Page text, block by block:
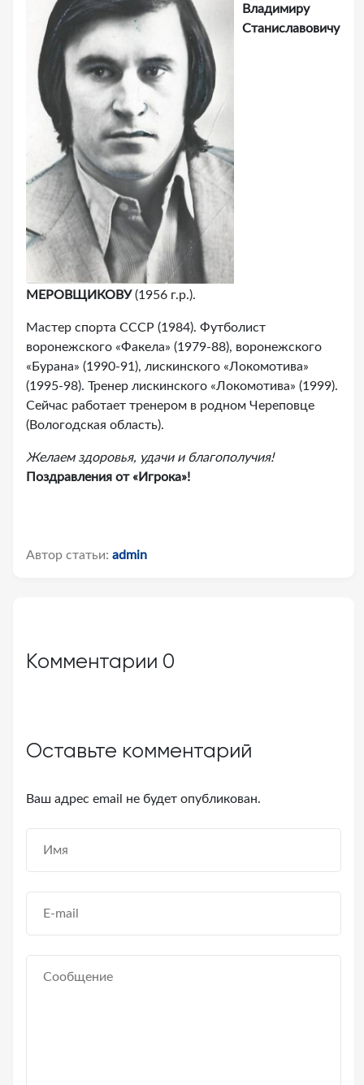
Владимиру
Станиславовичу
МЕРОВЩИКОВУ(1956 г.р.).
Мастер спорта СССР (1984). Футболист
воронежского «Факела» (1979-88), воронежского
«Бурана» (1990-91), лискинского «Локомотива»
(1995-98). Тренер лискинского «Локомотива» (1999).
Сейчас работает тренером в родном Череповце
(Вологодская область).
Желаем здоровья, удачи и благополучия!
Поздравления от «Игрока»!
Автор статьи: admin
Комментарии 0
Оставьте комментарий
Ваш адрес email не будет опубликован.